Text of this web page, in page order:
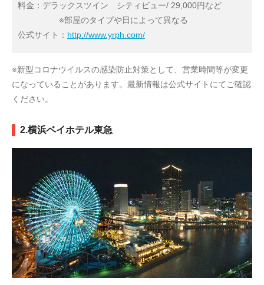
料金：デラックスツイン シティビュー/ 29,000円など
※部屋のタイプや日によって異なる
公式サイト： http://www.yrph.com/
※新型コロナウイルスの感染防止対策として、営業時間等が変更
になっていることがあります。最新情報は公式サイトにてご確認
ください。
2.横浜ベイホテル東急